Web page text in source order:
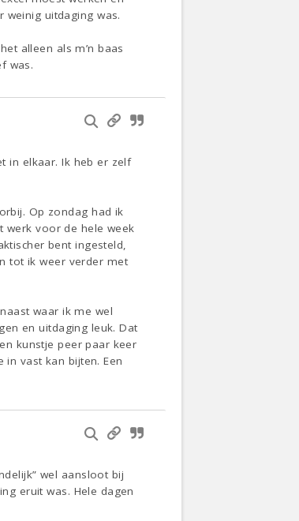
uitdaging was.
alleen als m’n baas
was.
in elkaar. Ik heb er zelf
Op zondag had ik
werk voor de hele week
bent ingesteld,
tot ik weer verder met
waar ik me wel
en uitdaging leuk. Dat
kunstje peer paar keer
vast kan bijten. Een
wel aansloot bij
eruit was. Hele dagen